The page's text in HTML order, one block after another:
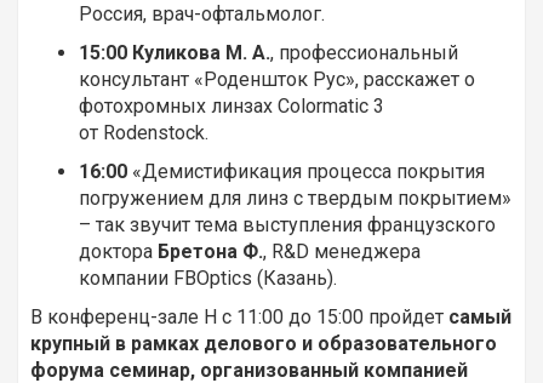
Россия, врач-офтальмолог.
15:00 Куликова М. А., профессиональный
консультант «Роденшток Рус», расскажет о
фотохромных линзах Colormatic 3
от Rodenstock.
16:00 «Демистификация процесса покрытия
погружением для линз с твердым покрытием»
– так звучит тема выступления французского
доктора Бретона Ф., R&D менеджера
компании FBOptics (Казань).
В конференц-зале Н с 11:00 до 15:00 пройдет самый
крупный в рамках делового и образовательного
форума семинар, организованный компанией